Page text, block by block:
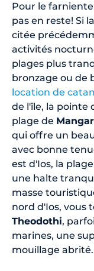
Pour le
pas en reste! Si
citée
activités
plages plus
bronzage ou de
location de
de l'île, la pointe
plage de
qui offre un
avec bonne
est d'Ios, la
une halte
masse
nord d'Ios, vous
Theodothi,
marines, une
mouillage abrité.